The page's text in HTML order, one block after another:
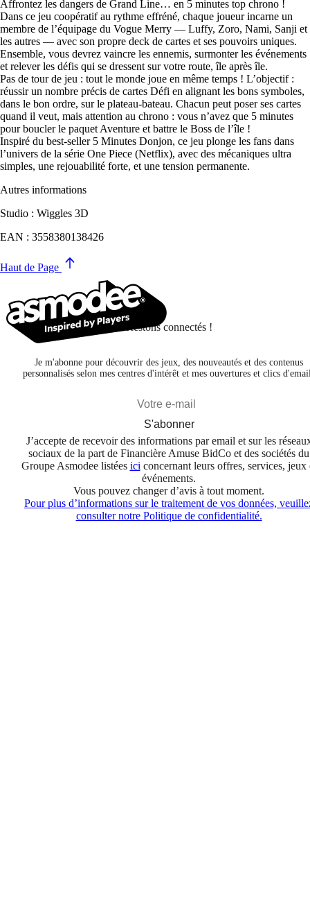
Affrontez les dangers de Grand Line… en 5 minutes top chrono !
Dans ce jeu coopératif au rythme effréné, chaque joueur incarne un
membre de l’équipage du Vogue Merry — Luffy, Zoro, Nami, Sanji et
les autres — avec son propre deck de cartes et ses pouvoirs uniques.
Ensemble, vous devrez vaincre les ennemis, surmonter les événements
et relever les défis qui se dressent sur votre route, île après île.
Pas de tour de jeu : tout le monde joue en même temps ! L’objectif :
réussir un nombre précis de cartes Défi en alignant les bons symboles,
dans le bon ordre, sur le plateau-bateau. Chacun peut poser ses cartes
quand il veut, mais attention au chrono : vous n’avez que 5 minutes
pour boucler le paquet Aventure et battre le Boss de l’île !
Inspiré du best-seller 5 Minutes Donjon, ce jeu plonge les fans dans
l’univers de la série One Piece (Netflix), avec des mécaniques ultra
simples, une rejouabilité forte, et une tension permanente.
Autres informations
Studio : Wiggles 3D
EAN : 3558380138426
Haut de Page
Restons connectés !
Je m'abonne pour découvrir des jeux, des nouveautés et des contenus
personnalisés selon mes centres d'intérêt et mes ouvertures et clics
S'abonner
J’accepte de recevoir des informations par email et sur les
sociaux de la part de Financière Amuse BidCo et des sociétés du
Groupe Asmodee listées ici concernant leurs offres, services, jeux
événements.
Vous pouvez changer d’avis à tout moment.
Pour plus d’informations sur le traitement de vos données,
consulter notre Politique de confidentialité.